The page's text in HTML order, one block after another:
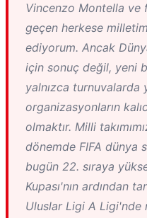
Vincenzo Montella ve
geçen herkese
ediyorum. Ancak
için sonuç değil, yeni
yalnızca
organizasyonların
olmaktır. Milli
dönemde FIFA dünya
bugün 22. sıraya
Kupası'nın ardından
Uluslar Ligi A Ligi'nde